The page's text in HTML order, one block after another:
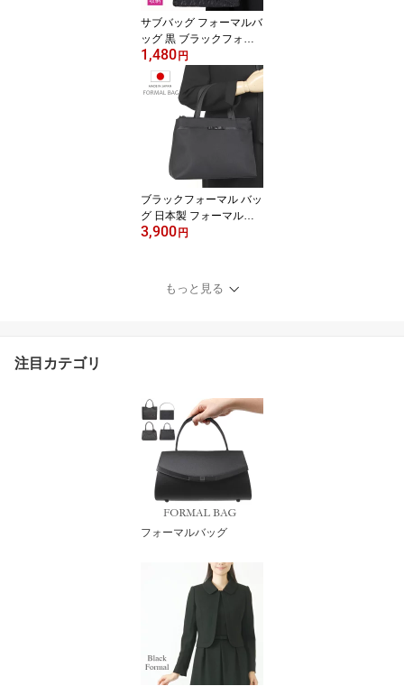
マルバッグ 大きめ】（6
791)
サブバッグ フォーマルバ
ッグ 黒 ブラックフォー
マル バッグ フォーマル
バッグ 弔事 喪服 バッグ
冠婚葬祭 バッグ ブラッ
ク カバン 葬儀 喪服 バッ
グ レディース 卒業式 卒
園式 入学式 入園式 結婚
式 お受験 トート バッグ
レース A4対応 サブバッ
グ 慶弔両用 6864
1,480 円
ブラックフォーマル バッ
グ 日本製 フォーマルバ
ッグ 黒 大きめ 【喪服 バ
ブラック】【喪服 バッグ
レディース】フォーマル
3,900 円
もっと見る
注目カテゴリ
フォーマルバッグ